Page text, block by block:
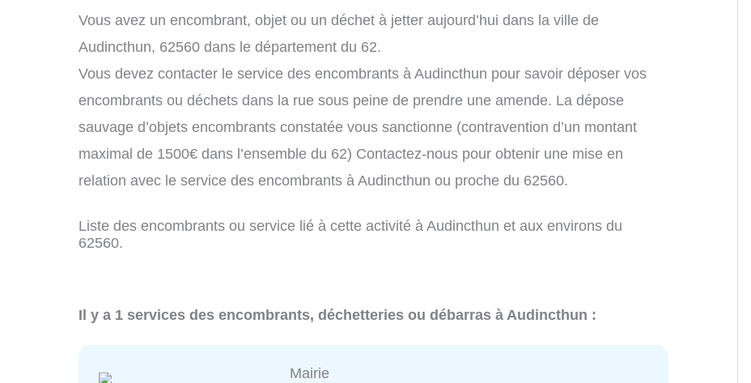
Vous avez un encombrant, objet ou un déchet à jetter aujourd’hui dans la ville de
Audincthun, 62560 dans le département du 62.
Vous devez contacter le service des encombrants à Audincthun pour savoir déposer vos
encombrants ou déchets dans la rue sous peine de prendre une amende. La dépose
sauvage d’objets encombrants constatée vous sanctionne (contravention d’un montant
maximal de 1500€ dans l’ensemble du 62) Contactez-nous pour obtenir une mise en
relation avec le service des encombrants à Audincthun ou proche du 62560.
Liste des encombrants ou service lié à cette activité à Audincthun et aux environs du
62560.
Il y a 1 services des encombrants, déchetteries ou débarras à Audincthun :
Mairie